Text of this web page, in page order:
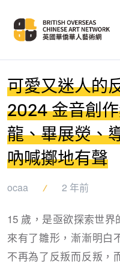
可愛又迷人的
2024 金音創
龍、畢展熒、
吶喊擲地有聲
ocaa 2 年前
15 歲，是亟欲探索世
來有了雛形，漸漸明白
不再為了反叛而反叛，